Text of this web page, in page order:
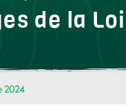
de la
2024